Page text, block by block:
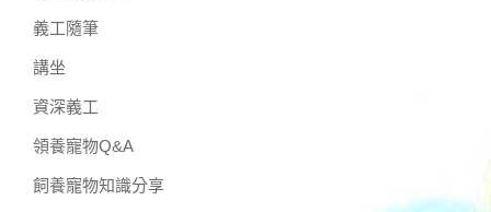
義工隨筆
講坐
資深義工
領養寵物Q&A
飼養寵物知識分享